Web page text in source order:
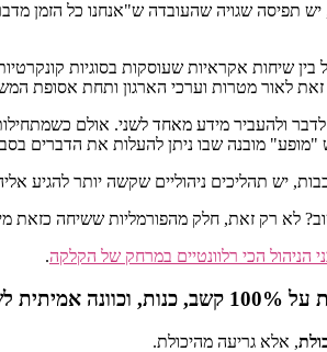
תפיסה שגויה שהעובדה ש"אנחנו כל הזמן
בין שיחות אקראיות שעוסקות בסוגיות
זאת לאור מטרות וערכי הארגון ותחת אסופת
ולהעביר מידע מאחד לשני. אולם
מובנה שבו ניתן להעלות את הדברים
יש תהליכים ניהוליים שקשה יותר
לא רק זאת, חלק מהפורמליות ששיחה כזאת
הכי רלוונטיים במרחק של הקלקה.
לשיפור
, אלא גריעה מהיכולת.